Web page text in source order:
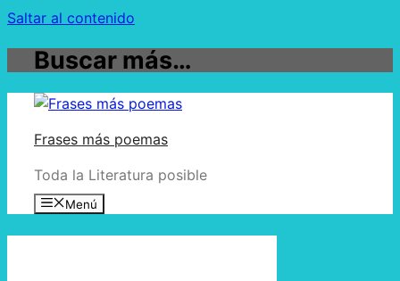
Saltar al contenido
Buscar más…
Frases más poemas
Toda la Literatura posible
Menú